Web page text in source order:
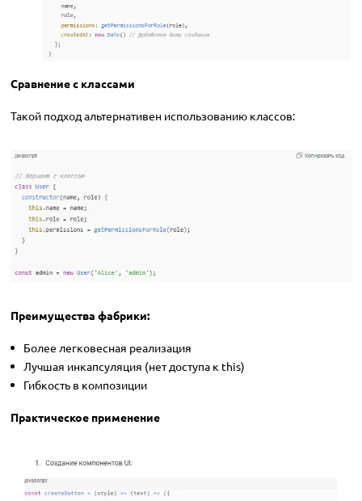
Сравнение с классами
Такой подход альтернативен использованию классов:
Преимущества фабрики:
Более легковесная реализация
Лучшая инкапсуляция (нет доступа к this)
Гибкость в композиции
Практическое применение